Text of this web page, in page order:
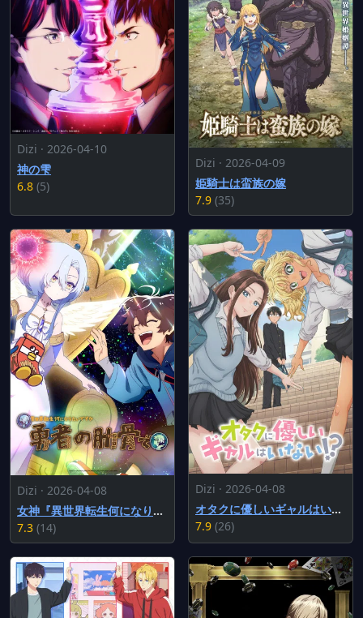
Dizi · 2026-04-10
神の雫
6.8 (5)
Dizi · 2026-04-09
姫騎士は蛮族の嫁
7.9 (35)
Dizi · 2026-04-08
女神『異世界転生何になりたいですか』俺『勇者の肋骨で』
7.3 (14)
Dizi · 2026-04-08
オタクに優しいギャルはいない!?
7.9 (26)